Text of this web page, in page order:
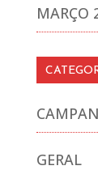
MARÇO
GERAL